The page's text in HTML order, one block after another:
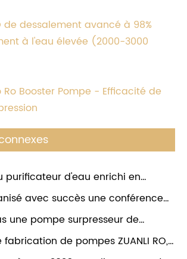
de dessalement avancé à 98%
à l'eau élevée (2000-3000
Ro Booster Pompe - Efficacité de
purificateur d'eau enrichi en
avec succès une conférence
de nouveaux produits et
à Guizhou
une pompe surpresseur de
ruiner votre purificateur d'eau !
booster d'osmose inverse
fabrication de pompes ZUANLI RO,